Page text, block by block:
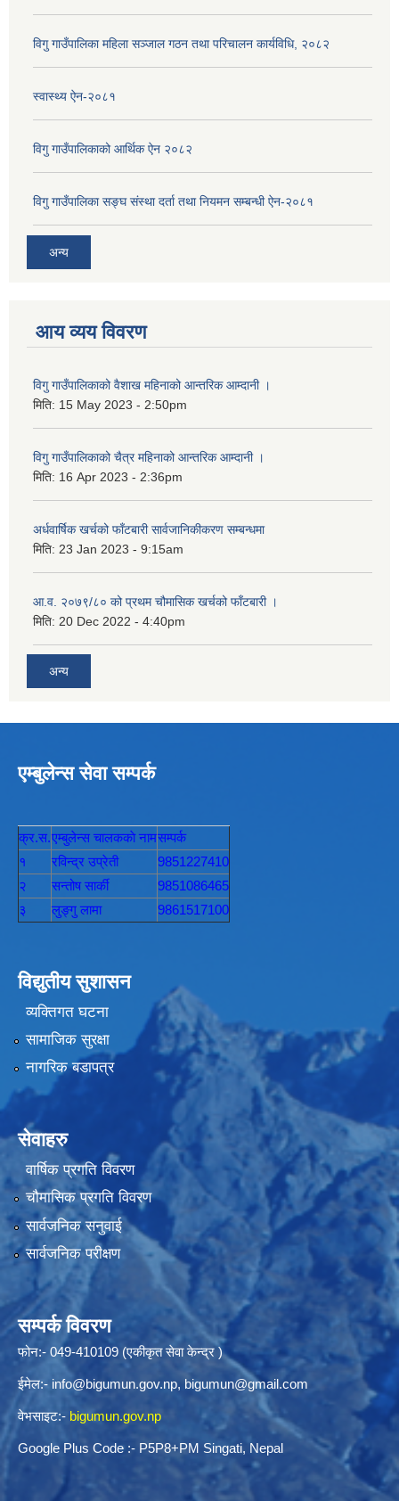
विगु गाउँपालिका महिला सञ्जाल गठन तथा परिचालन कार्यविधि, २०८२
स्वास्थ्य ऐन-२०८१
विगु गाउँपालिकाको आर्थिक ऐन २०८२
विगु गाउँपालिका सङ्घ संस्था दर्ता तथा नियमन सम्बन्धी ऐन-२०८१
अन्य
आय व्यय विवरण
विगु गाउँपालिकाको वैशाख महिनाको आन्तरिक आम्दानी ।
मिति: 15 May 2023 - 2:50pm
विगु गाउँपालिकाको चैत्र महिनाको आन्तरिक आम्दानी ।
मिति: 16 Apr 2023 - 2:36pm
अर्धवार्षिक खर्चको फाँटबारी सार्वजानिकीकरण सम्बन्धमा
मिति: 23 Jan 2023 - 9:15am
आ.व. २०७९/८० को प्रथम चौमासिक खर्चको फाँटबारी ।
मिति: 20 Dec 2022 - 4:40pm
अन्य
एम्बुलेन्स सेवा सम्पर्क
क्र.स.एम्बुलेन्स चालककाे नामसम्पर्क
१
रविन्द्र उप्रेती
9851227410
२
सन्तोष सार्की
9851086465
३
लुङ्गु लामा 9861517100
विद्युतीय सुशासन
व्यक्तिगत घटना
सामाजिक सुरक्षा
नागरिक बडापत्र
सेवाहरु
वार्षिक प्रगति विवरण
चौमासिक प्रगति विवरण
सार्वजनिक सनुवाई
सार्वजनिक परीक्षण
सम्पर्क विवरण
फोन:- 049-410109 (एकीकृत सेवा केन्द्र )
ईमेल:- info@bigumun.gov.np, bigumun@gmail.com
वेभसाइट:- bigumun.gov.np
Google Plus Code :- P5P8+PM Singati, Nepal